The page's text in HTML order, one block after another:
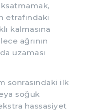
etrafındaki
kalmasına
ağrının
uzaması
sonrasındaki ilk
soğuk
hassasiyet